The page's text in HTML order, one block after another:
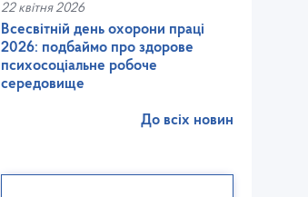
22 квітня 2026
Всесвітній день охорони праці
2026: подбаймо про здорове
психосоціальне робоче
середовище
До всіх новин